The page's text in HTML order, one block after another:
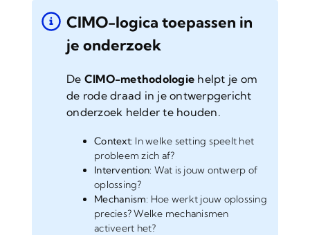
CIMO-logica toepassen in
je onderzoek
De CIMO-methodologie helpt je om
de rode draad in je ontwerpgericht
onderzoek helder te houden.
Context: In welke setting speelt het
probleem zich af?
Intervention: Wat is jouw ontwerp of
oplossing?
Mechanism: Hoe werkt jouw oplossing
precies? Welke mechanismen
activeert het?